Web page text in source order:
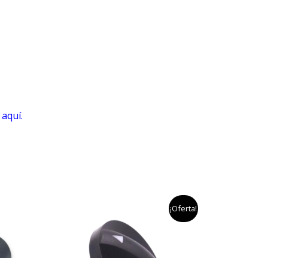
aquí.
¡Oferta!
original
era:
$45,000.
precio
actual
$35,000.